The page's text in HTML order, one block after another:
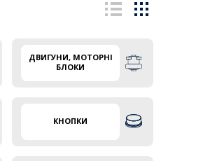
ДВИГУНИ, МОТОРНІ
БЛОКИ
КНОПКИ